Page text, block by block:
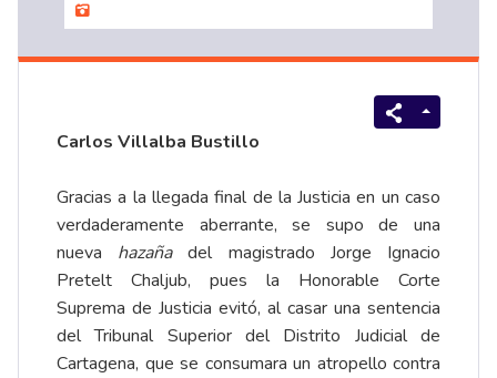
Carlos Villalba Bustillo
Gracias a la llegada final de la Justicia en un caso
verdaderamente aberrante, se supo de una
nueva hazañadel magistrado Jorge Ignacio
Pretelt Chaljub, pues la Honorable Corte
Suprema de Justicia evitó, al casar una sentencia
del Tribunal Superior del Distrito Judicial de
Cartagena, que se consumara un atropello contra